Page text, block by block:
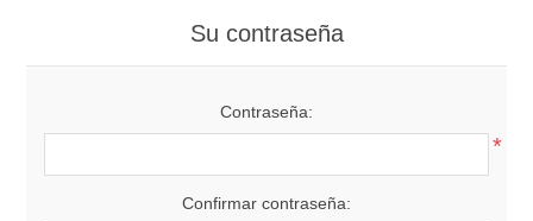
Su contraseña
Contraseña:
*
Confirmar contraseña: